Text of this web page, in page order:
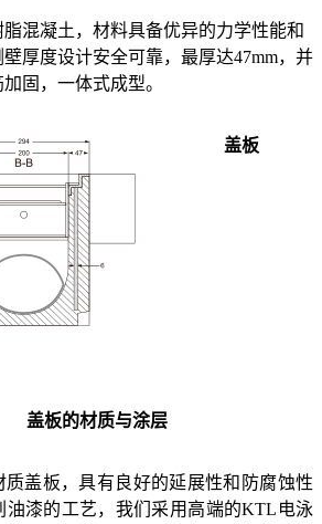
混凝土，材料具备优异的力学性能和
厚度设计安全可靠，最厚达47mm，并
固，一体式成型。
盖板
盖板的材质与涂层
质盖板，具有良好的延展性和防腐蚀性
油漆的工艺，我们采用高端的KTL电泳